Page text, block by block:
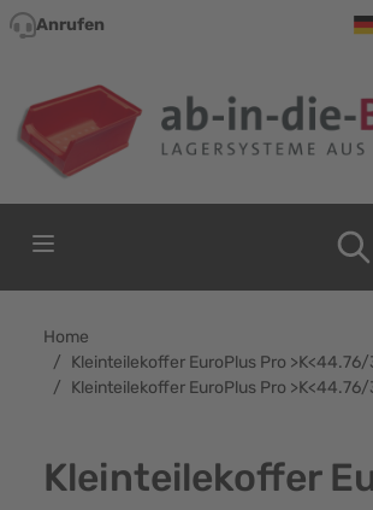
Direkt zum Inhalt
Anrufen
Home
/ Kleinteilekoffer EuroPlus Pro
/ Kleinteilekoffer EuroPlus Pro
Kleinteilekoffer